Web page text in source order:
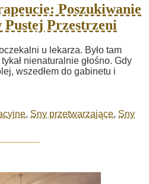
Poszukiwanie
Pustej Przestrzeni
u lekarza. Było tam
nienaturalnie głośno. Gdy
wszedłem do gabinetu i
, Sny przetwarzające, Sny